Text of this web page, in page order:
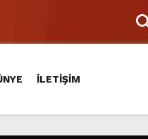
BULUŞTU.
İLETİŞİM